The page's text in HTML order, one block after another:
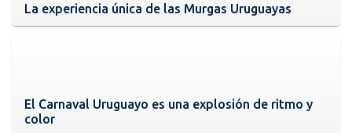
La experiencia única de las Murgas Uruguayas
El Carnaval Uruguayo es una explosión de ritmo y
color